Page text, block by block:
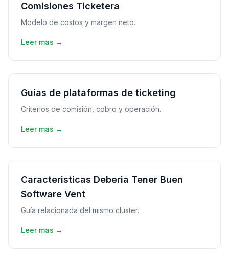
Comisiones Ticketera
Modelo de costos y margen neto.
Leer mas →
Guías de plataformas de ticketing
Criterios de comisión, cobro y operación.
Leer mas →
Caracteristicas Deberia Tener Buen
Software Vent
Guía relacionada del mismo cluster.
Leer mas →